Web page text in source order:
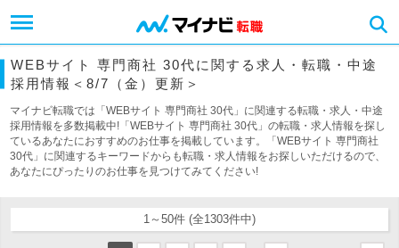
WEBサイト 専門商社 30代に関する求人・転職・中途
採用情報＜8/7（金）更新＞
マイナビ転職では「WEBサイト 専門商社 30代」に関連する転職・求人・中途
採用情報を多数掲載中!「WEBサイト 専門商社 30代」の転職・求人情報を探し
ているあなたにおすすめのお仕事を掲載しています。「WEBサイト 専門商社
30代」に関連するキーワードからも転職・求人情報をお探しいただけるので、
あなたにぴったりのお仕事を見つけてみてください!
1～50件 (全1303件中)